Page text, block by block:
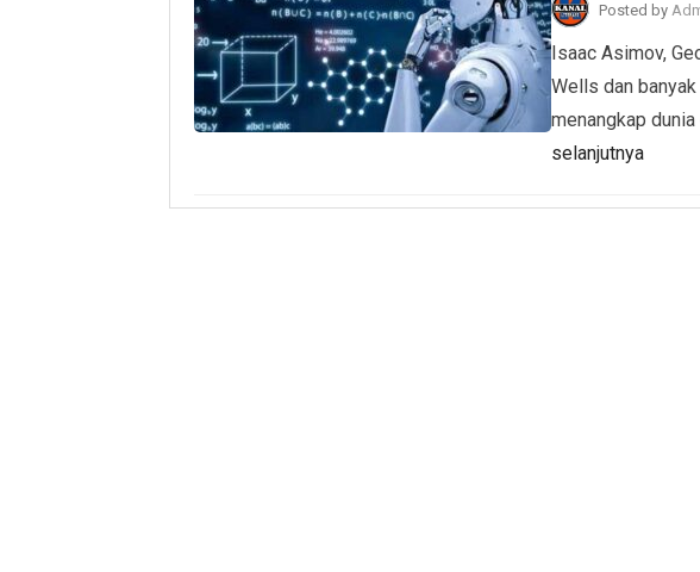
Posted by
Isaac Asimov,
Wells dan
menangkap
selanjutnya